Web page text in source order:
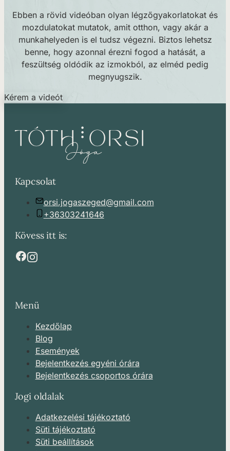
Ebben a rövid videóban olyan légzőgyakorlatokat és
mozdulatokat mutatok, amit otthon, vagy akár a
munkahelyeden is el tudsz végezni. Biztos lehetsz
benne, hogy azonnal érezni fogod a hatását, a
feszültség oldódik az izmokból, az elméd pedig
megnyugszik.
Kérem a videót
Kapcsolat
orsi.jogaszeged@gmail.com
+36303241646
Kövess itt is:
Menü
Kezdőlap
Blog
Események
Bejelentkezés egyéni órára
Bejelentkezés csoportos órára
Jogi oldalak
Adatkezelési tájékoztató
Süti tájékoztató
Süti beállítások